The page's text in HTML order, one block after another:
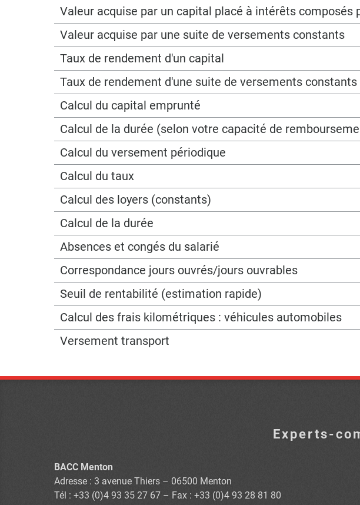
Valeur acquise par un capital placé à intérêts composés
Valeur acquise par une suite de versements constants
Taux de rendement d'un capital
Taux de rendement d'une suite de versements constants
Calcul du capital emprunté
Calcul de la durée (selon votre capacité de
Calcul du versement périodique
Calcul du taux
Calcul des loyers (constants)
Calcul de la durée
Absences et congés du salarié
Correspondance jours ouvrés/jours ouvrables
Seuil de rentabilité (estimation rapide)
Calcul des frais kilométriques : véhicules automobiles
Versement transport
Experts-
BACC Menton
Adresse : 3 avenue Thiers – 06500 Menton
Tél : +33 (0)4 93 35 27 67 – Fax : +33 (0)4 93 28 81 80